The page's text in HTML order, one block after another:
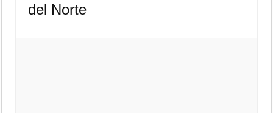
del Norte